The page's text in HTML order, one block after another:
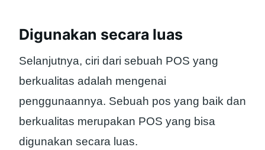
Digunakan secara luas
Selanjutnya, ciri dari sebuah POS yang
berkualitas adalah mengenai
penggunaannya. Sebuah pos yang baik dan
berkualitas merupakan POS yang bisa
digunakan secara luas.